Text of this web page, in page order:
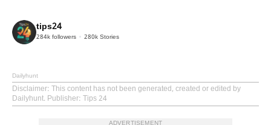
tips24
284k followers 280k Stories
Dailyhunt
Disclaimer: This content has not been generated, created or edited by
Dailyhunt. Publisher: Tips 24
ADVERTISEMENT